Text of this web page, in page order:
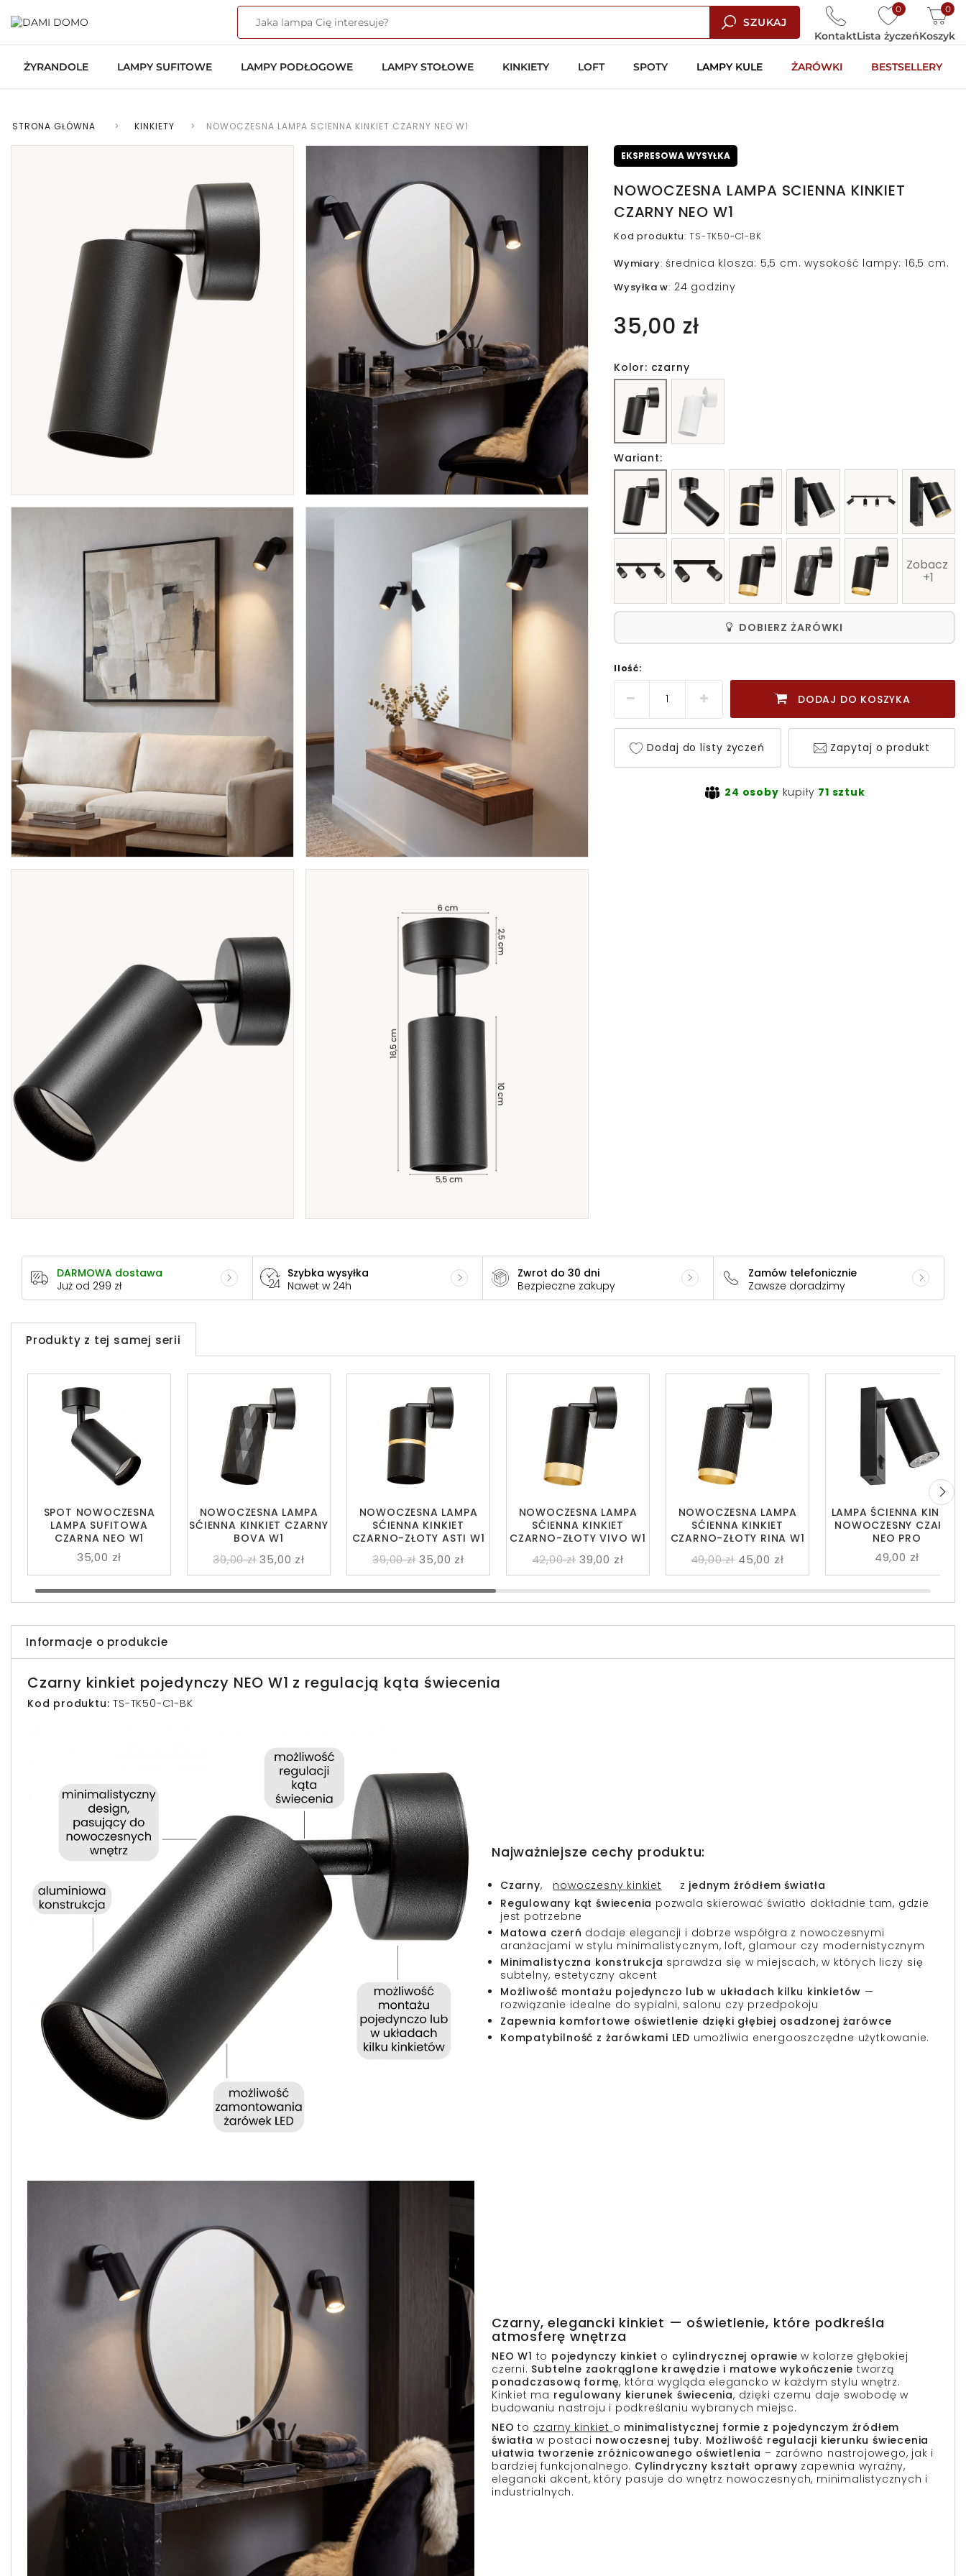
SZUKAJ
0
Lista życzeń
0
Koszyk
Kontakt
ŻYRANDOLE LAMPY SUFITOWE LAMPY PODŁOGOWE LAMPY STOŁOWE KINKIETY LOFT SPOTY LAMPY KULE ŻARÓWKI BESTSELLERY
STRONA GŁÓWNA > KINKIETY > NOWOCZESNA LAMPA SCIENNA KINKIET CZARNY NEO W1
EKSPRESOWA WYSYŁKA
NOWOCZESNA LAMPA SCIENNA KINKIET
CZARNY NEO W1
Kod produktu:TS-TK50-C1-BK
Wymiary: średnica klosza: 5,5 cm. wysokość lampy: 16,5 cm.
Wysyłka w: 24 godziny
35,00 zł
Kolor: czarny
Wariant:
Zobacz
+1
DOBIERZ ŻARÓWKI
Ilość:
DODAJ DO KOSZYKA
Dodaj do listy życzeń Zapytaj o produkt
24 osoby kupiły 71 sztuk
DARMOWA dostawa
Już od 299 zł
Szybka wysyłka
Nawet w 24h
Zwrot do 30 dni
Bezpieczne zakupy
Zamów telefonicznie
Zawsze doradzimy
Produkty z tej samej serii
SPOT NOWOCZESNA
LAMPA SUFITOWA
CZARNA NEO W1
35,00 zł
LAMPA ŚCIENNA KINKIET
NOWOCZESNY CZARNY
NEO PRO
49,00 zł
NOWOCZESNA LAMPA
SĆIENNA KINKIET
CZARNO-ZŁOTY RINA W1
49,00 zł 45,00 zł
NOWOCZESNA LAMPA
SĆIENNA KINKIET
CZARNO-ZŁOTY VIVO W1
42,00 zł 39,00 zł
NOWOCZESNA LAMPA
SĆIENNA KINKIET CZARNY
BOVA W1
39,00 zł 35,00 zł
NOWOCZESNA LAMPA
SĆIENNA KINKIET
CZARNO-ZŁOTY ASTI W1
39,00 zł 35,00 zł
Informacje o produkcie
Czarny kinkiet pojedynczy NEO W1 z regulacją kąta świecenia
Kod produktu:TS-TK50-C1-BK
Najważniejsze cechy produktu:
Czarny, nowoczesny kinkiet z jednym źródłem światła
Regulowany kąt świecenia pozwala skierować światło dokładnie tam, gdzie
jest potrzebne
Matowa czerń dodaje elegancji i dobrze współgra z nowoczesnymi
aranżacjami w stylu minimalistycznym, loft, glamour czy modernistycznym
Minimalistyczna konstrukcja sprawdza się w miejscach, w których liczy się
subtelny, estetyczny akcent
Możliwość montażu pojedynczo lub w układach kilku kinkietów —
rozwiązanie idealne do sypialni, salonu czy przedpokoju
Zapewnia komfortowe oświetlenie dzięki głębiej osadzonej żarówce
Kompatybilność z żarówkami LED umożliwia energooszczędne użytkowanie.
Czarny, elegancki kinkiet — oświetlenie, które podkreśla
atmosferę wnętrza
NEO W1 to pojedynczy kinkiet o cylindrycznej oprawie w kolorze głębokiej
czerni. Subtelne zaokrąglone krawędzie i matowe wykończenie tworzą
ponadczasową formę, która wygląda elegancko w każdym stylu wnętrz.
Kinkiet ma regulowany kierunek świecenia, dzięki czemu daje swobodę w
budowaniu nastroju i podkreślaniu wybranych miejsc.
NEOto czarny kinkiet o minimalistycznej formie z pojedynczym źródłem
światła w postaci nowoczesnej tuby. Możliwość regulacji kierunku świecenia
ułatwia tworzenie zróżnicowanego oświetlenia – zarówno nastrojowego, jak i
bardziej funkcjonalnego. Cylindryczny kształt oprawy zapewnia wyraźny,
elegancki akcent, który pasuje do wnętrz nowoczesnych, minimalistycznych i
industrialnych.